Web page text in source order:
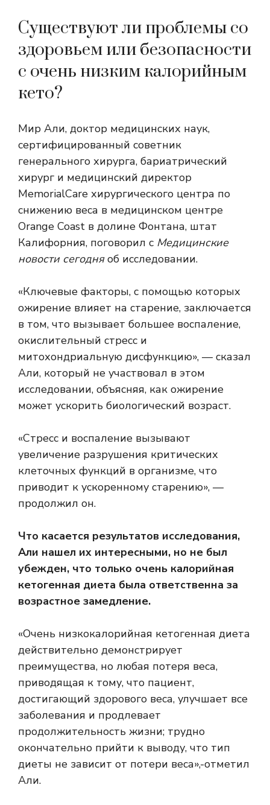
Существуют ли проблемы со
здоровьем или безопасности
с очень низким калорийным
кето?
Мир Али, доктор медицинских наук,
сертифицированный советник
генерального хирурга, бариатрический
хирург и медицинский директор
MemorialCare хирургического центра по
снижению веса в медицинском центре
Orange Coast в долине Фонтана, штат
Калифорния, поговорил с Медицинские
новости сегодняоб исследовании.
«Ключевые факторы, с помощью которых
ожирение влияет на старение, заключается
в том, что вызывает большее воспаление,
окислительный стресс и
митохондриальную дисфункцию», — сказал
Али, который не участвовал в этом
исследовании, объясняя, как ожирение
может ускорить биологический возраст.
«Стресс и воспаление вызывают
увеличение разрушения критических
клеточных функций в организме, что
приводит к ускоренному старению», —
продолжил он.
Что касается результатов исследования,
Али нашел их интересными, но не был
убежден, что только очень калорийная
кетогенная диета была ответственна за
возрастное замедление.
«Очень низкокалорийная кетогенная диета
действительно демонстрирует
преимущества, но любая потеря веса,
приводящая к тому, что пациент,
достигающий здорового веса, улучшает все
заболевания и продлевает
продолжительность жизни; трудно
окончательно прийти к выводу, что тип
диеты не зависит от потери веса»,-отметил
Али.